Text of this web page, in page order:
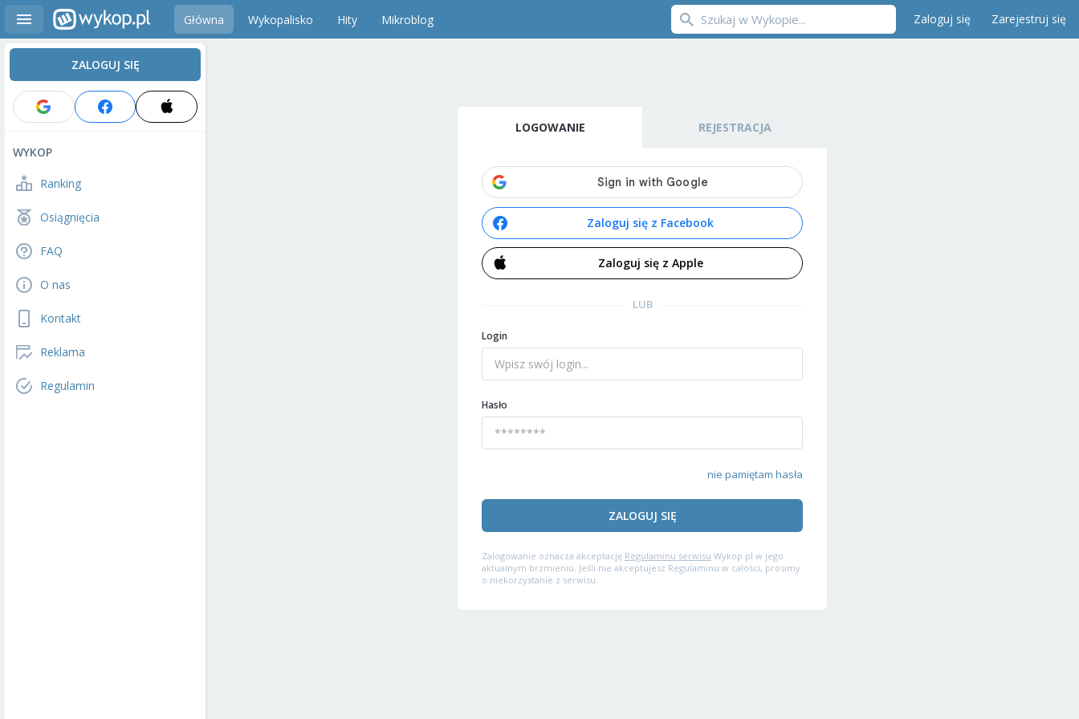
Główna Wykopalisko Hity Mikroblog Zaloguj się Zarejestruj się
ZALOGUJ SIĘ
WYKOP
Ranking
Osiągnięcia
FAQ
O nas
Kontakt
Reklama
Regulamin
LOGOWANIE REJESTRACJA
Zaloguj się z Facebook
Zaloguj się z Apple
LUB
Login
Hasło
nie pamiętam hasła
ZALOGUJ SIĘ
Zalogowanie oznacza akceptację Regulaminu serwisu Wykop.pl w jego
aktualnym brzmieniu. Jeśli nie akceptujesz Regulaminu w całości, prosimy
o niekorzystanie z serwisu.